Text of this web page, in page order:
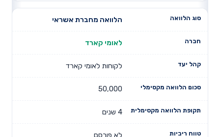
הלוואה מחברת אשראי
לאומי קארד
לקוחות לאומי קארד
50,000
4 שנים
לא פורסם